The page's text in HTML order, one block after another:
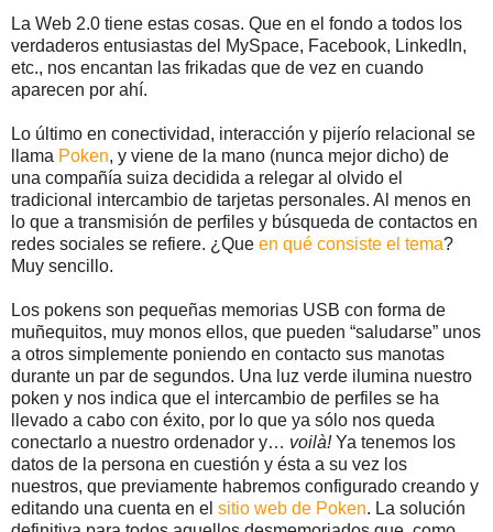
La Web 2.0 tiene estas cosas. Que en el fondo a todos los
verdaderos entusiastas del MySpace, Facebook, LinkedIn,
etc., nos encantan las frikadas que de vez en cuando
aparecen por ahí.
Lo último en conectividad, interacción y pijerío relacional se
llama Poken, y viene de la mano (nunca mejor dicho) de
una compañía suiza decidida a relegar al olvido el
tradicional intercambio de tarjetas personales. Al menos en
lo que a transmisión de perfiles y búsqueda de contactos en
redes sociales se refiere. ¿Que en qué consiste el tema?
Muy sencillo.
Los pokens son pequeñas memorias USB con forma de
muñequitos, muy monos ellos, que pueden “saludarse” unos
a otros simplemente poniendo en contacto sus manotas
durante un par de segundos. Una luz verde ilumina nuestro
poken y nos indica que el intercambio de perfiles se ha
llevado a cabo con éxito, por lo que ya sólo nos queda
conectarlo a nuestro ordenador y… voilà!Ya tenemos los
datos de la persona en cuestión y ésta a su vez los
nuestros, que previamente habremos configurado creando y
editando una cuenta en el sitio web de Poken. La solución